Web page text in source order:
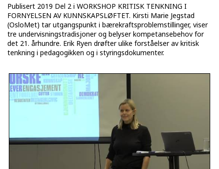
Publisert 2019 Del 2 i WORKSHOP KRITISK TENKNING I
FORNYELSEN AV KUNNSKAPSLØFTET. Kirsti Marie Jegstad
(OsloMet) tar utgangspunkt i bærekraftsproblemstillinger, viser
tre undervisningstradisjoner og belyser kompetansebehov for
det 21. århundre. Erik Ryen drøfter ulike forståelser av kritisk
tenkning i pedagogikken og i styringsdokumenter.